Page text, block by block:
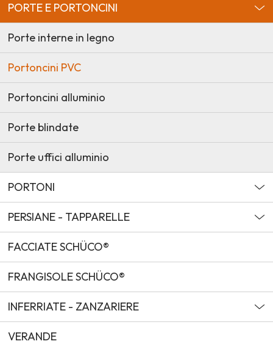
PORTE E PORTONCINI
Porte interne in legno
Portoncini PVC
Portoncini alluminio
Porte blindate
Porte uffici alluminio
PORTONI
PERSIANE - TAPPARELLE
FACCIATE SCHÜCO®
FRANGISOLE SCHÜCO®
INFERRIATE - ZANZARIERE
VERANDE